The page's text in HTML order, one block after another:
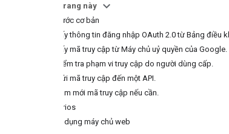
Trên trang này
Các bước cơ bản
1. Lấy thông tin đăng nhập OAuth 2.0 từ Bảng điều
2. Lấy mã truy cập từ Máy chủ uỷ quyền của Google.
3. Kiểm tra phạm vi truy cập do người dùng cấp.
4. Gửi mã truy cập đến một API.
5. Làm mới mã truy cập nếu cần.
Scenarios
Ứng dụng máy chủ web